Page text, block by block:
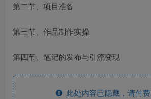
第二节、项目准备
第三节、作品制作实操
第四节、笔记的发布与引流变现
此处内容已隐藏，请付